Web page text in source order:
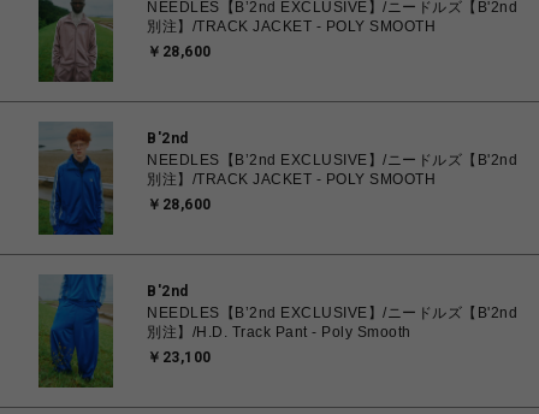
NEEDLES【B’2nd EXCLUSIVE】/ニードルズ【B'2nd
別注】/TRACK JACKET - POLY SMOOTH
￥28,600
B'2nd
NEEDLES【B’2nd EXCLUSIVE】/ニードルズ【B'2nd
別注】/TRACK JACKET - POLY SMOOTH
￥28,600
B'2nd
NEEDLES【B’2nd EXCLUSIVE】/ニードルズ【B'2nd
別注】/H.D. Track Pant - Poly Smooth
￥23,100